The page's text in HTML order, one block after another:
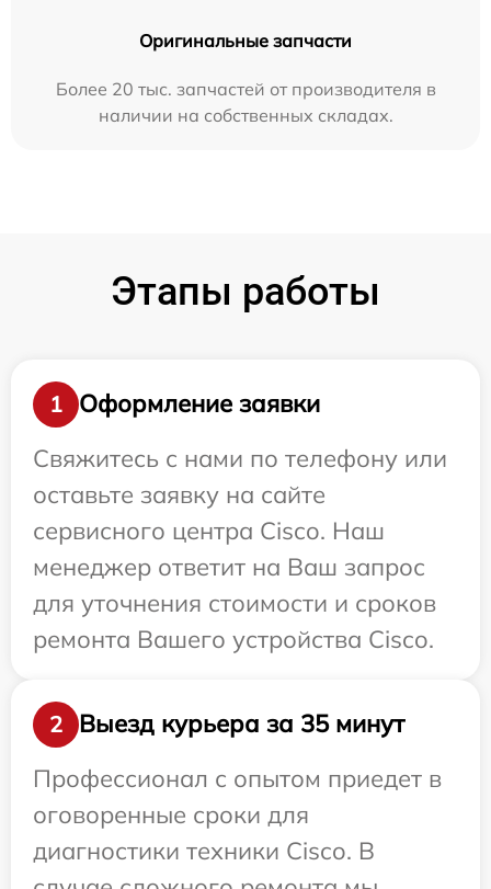
Оригинальные запчасти
Более 20 тыс. запчастей от производителя в
наличии на собственных складах.
Этапы работы
1
Оформление заявки
Свяжитесь с нами по телефону или
оставьте заявку на сайте
сервисного центра Cisco. Наш
менеджер ответит на Ваш запрос
для уточнения стоимости и сроков
ремонта Вашего устройства Cisco.
2
Выезд курьера за 35 минут
Профессионал с опытом приедет в
оговоренные сроки для
диагностики техники Cisco. В